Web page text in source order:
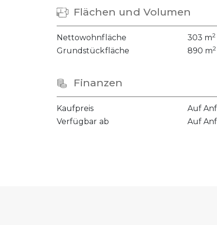
Flächen und Volumen
Nettowohnfläche 303 m2
Grundstückfläche 890 m2
Finanzen
Kaufpreis
Auf
Verfügbar ab
Auf